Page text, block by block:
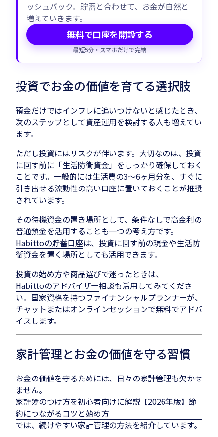
ッシュバック。貯蓄と合わせて、お金が自然と
増えていきます。
無料で口座を開設する
最短5分・スマホだけで完結
投資でお金の価値を育てる選択肢
預金だけではインフレに追いつけないと感じたとき、
次のステップとして資産運用を検討する人も増えてい
ます。
ただし投資にはリスクが伴います。大切なのは、投資
に回す前に「生活防衛資金」をしっかり確保しておく
ことです。一般的には生活費の3〜6ヶ月分を、すぐに
引き出せる流動性の高い口座に置いておくことが推奨
されています。
その待機資金の置き場所として、条件なしで高金利の
普通預金を活用することも一つの考え方です。
Habittoの貯蓄口座は、投資に回す前の現金や生活防
衛資金を置く場所としても活用できます。
投資の始め方や商品選びで迷ったときは、
Habittoのアドバイザー相談も活用してみてくださ
い。国家資格を持つファイナンシャルプランナーが、
チャットまたはオンラインセッションで無料でアドバ
イスします。
家計管理とお金の価値を守る習慣
お金の価値を守るためには、日々の家計管理も欠かせ
ません。
家計簿のつけ方を初心者向けに解説【2026年版】節
約につながるコツと始め方
では、続けやすい家計管理の方法を紹介しています。